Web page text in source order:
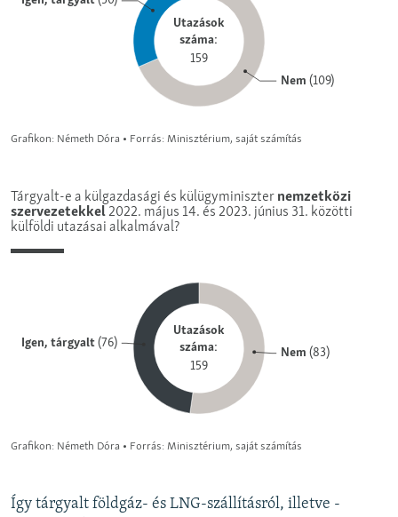
Így tárgyalt földgáz- és LNG-szállításról, illetve -